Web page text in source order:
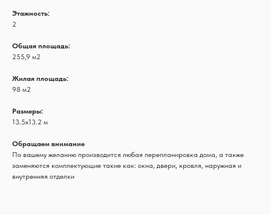
Этажность:
2
Общая площадь:
255,9 м2
Жилая площадь:
98 м2
Размеры:
13.5х13.2 м
Обращаем внимание
По вашему желанию производится любая перепланировка дома, а также
заменяются комплектующие такие как: окна, двери, кровля, наружная и
внутренняя отделки